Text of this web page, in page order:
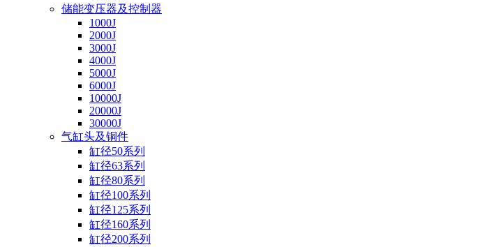
储能变压器及控制器
1000J
2000J
3000J
4000J
5000J
6000J
10000J
20000J
30000J
气缸头及铜件
缸径50系列
缸径63系列
缸径80系列
缸径100系列
缸径125系列
缸径160系列
缸径200系列